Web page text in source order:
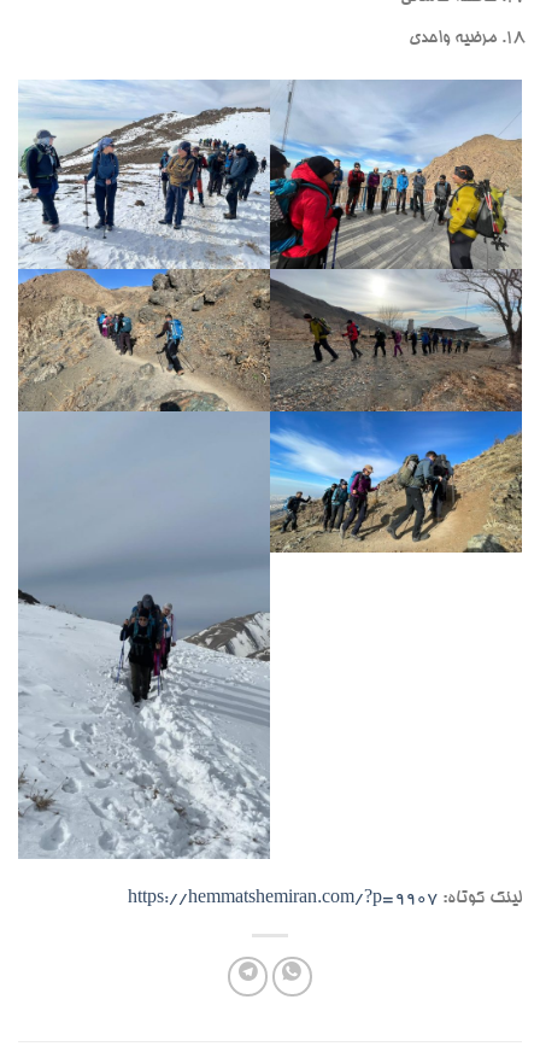
مرضیه واحدی
لینک کوتاه: https://hemmatshemiran.com/?p=9907